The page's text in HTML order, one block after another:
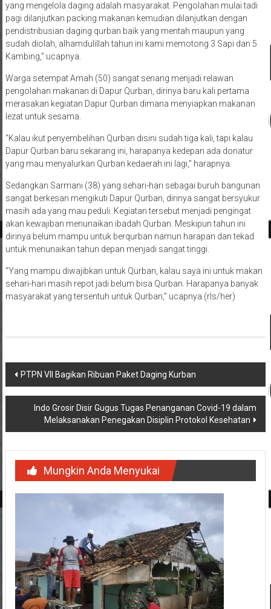
yang mengelola daging adalah masyarakat. Pengolahan mulai tadi
pagi dilanjutkan packing makanan kemudian dilanjutkan dengan
pendistribusian daging qurban baik yang mentah maupun yang
sudah diolah, alhamdulillah tahun ini kami memotong 3 Sapi dan 5
Kambing,” ucapnya.
Warga setempat Amah (50) sangat senang menjadi relawan
pengolahan makanan di Dapur Qurban, dirinya baru kali pertama
merasakan kegiatan Dapur Qurban dimana menyiapkan makanan
lezat untuk sesama.
“Kalau ikut penyembelihan Qurban disini sudah tiga kali, tapi kalau
Dapur Qurban baru sekarang ini, harapanya kedepan ada donatur
yang mau menyalurkan Qurban kedaerah ini lagi,” harapnya.
Sedangkan Sarmani (38) yang sehari-hari sebagai buruh bangunan
sangat berkesan mengikuti Dapur Qurban, dirinya sangat bersyukur
masih ada yang mau peduli. Kegiatan tersebut menjadi pengingat
akan kewajiban menunaikan ibadah Qurban. Meskipun tahun ini
dirinya belum mampu untuk berqurban namun harapan dan tekad
untuk menunaikan tahun depan menjadi sangat tinggi.
“Yang mampu diwajibkan untuk Qurban, kalau saya ini untuk makan
sehari-hari masih repot jadi belum bisa Qurban. Harapanya banyak
masyarakat yang tersentuh untuk Qurban,” ucapnya.(rls/her)
Navigasi
pos
PTPN VII Bagikan Ribuan Paket Daging Kurban
Indo Grosir Disir Gugus Tugas Penanganan Covid-19 dalam
Melaksanakan Penegakan Disiplin Protokol Kesehatan
Mungkin Anda Menyukai